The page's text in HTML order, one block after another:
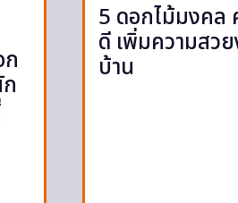
5 ดอกไม้มงคล
ดี เพิ่มความสว
บ้าน